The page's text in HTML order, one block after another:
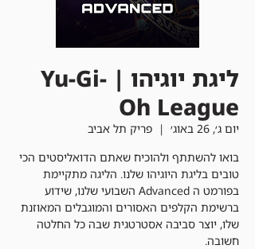
ליגת יוגיהו | Yu-Gi-
Oh League
יום ג׳, 26 באוג׳
  |
פריק תל אביב
בואו להשתתף ולהוכיח שאתם הדואליסטים הכי
טובים בליגת היוגיהו שלנו. הליגה מתקיימת
בפורמט ה Advanced השבועי שלנו, שידוע
ברשימת הקלפים האסורים והמוגבלים המאוזנת
שלו, יוצר סביבה אסטרטגית שבה כל החלטה
חשובה.